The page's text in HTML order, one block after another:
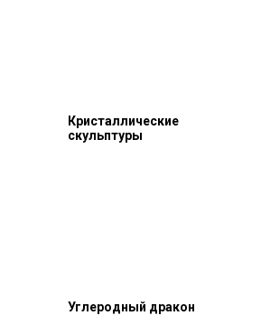
Кристаллические
скульптуры
Углеродный дракон